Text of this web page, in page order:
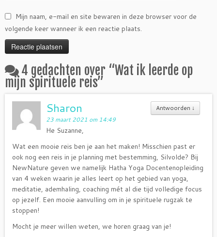
Mijn naam, e-mail en site bewaren in deze browser voor de
volgende keer wanneer ik een reactie plaats.
4 gedachten over “Wat ik leerde op
mijn spirituele reis”
Antwoorden ↓
Sharon
23 maart 2021 om 14:49
He Suzanne,
Wat een mooie reis ben je aan het maken! Misschien past er
ook nog een reis in je planning met bestemming, Silvolde? Bij
NewNature geven we namelijk Hatha Yoga Docentenopleiding
van 4 weken waarin je alles leert op het gebied van yoga,
meditatie, ademhaling, coaching mét al die tijd volledige focus
op jezelf. Een mooie aanvulling om in je spirituele rugzak te
stoppen!
Mocht je meer willen weten, we horen graag van je!